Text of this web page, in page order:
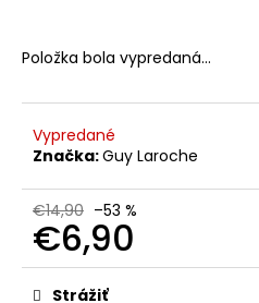
Položka bola vypredaná…
Vypredané
Značka:Guy Laroche
€14,90 –53 %
€6,90
Jednotková
cena:Strážiť
NECHTY
FORME
SRDIEČOK
PRÍCHUŤ
MARHUĽA
120
TABLIET
€2
Pôvodne:
€20